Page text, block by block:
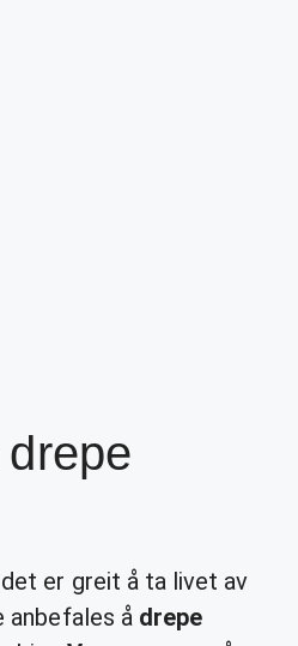
er greit å ta livet av
anbefales å drepe